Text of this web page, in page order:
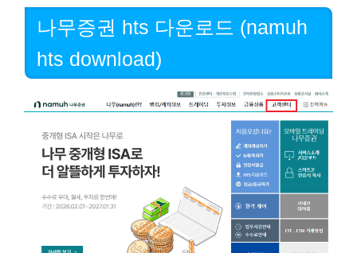
나무증권 hts 다운로드 (namuh
hts download)